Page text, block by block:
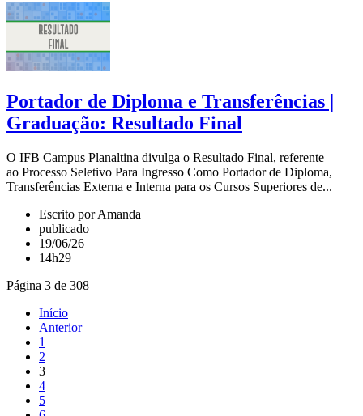
Portador de Diploma e Transferências |
Graduação: Resultado Final
O IFB Campus Planaltina divulga o Resultado Final, referente
ao Processo Seletivo Para Ingresso Como Portador de Diploma,
Transferências Externa e Interna para os Cursos Superiores de...
Escrito por Amanda
publicado
19/06/26
14h29
Página 3 de 308
Início
Anterior
1
2
3
4
5